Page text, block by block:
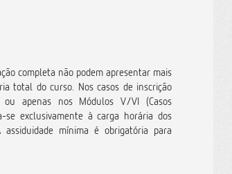
completa não podem apresentar mais
total do curso. Nos casos de inscrição
apenas nos Módulos V/VI (Casos
exclusivamente à carga horária dos
mínima é obrigatória para